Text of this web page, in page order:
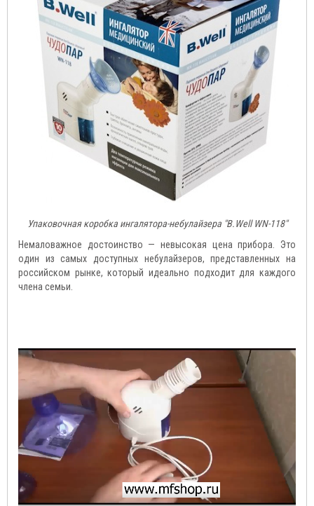
Упаковочная коробка ингалятора-небулайзера "B.Well WN-118"
Немаловажное достоинство — невысокая цена прибора. Это
один из самых доступных небулайзеров, представленных на
российском рынке, который идеально подходит для каждого
члена семьи.